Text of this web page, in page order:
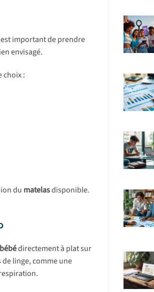
important de prendre
envisagé.
choix :
du matelasdisponible.
directement à plat sur
linge, comme une